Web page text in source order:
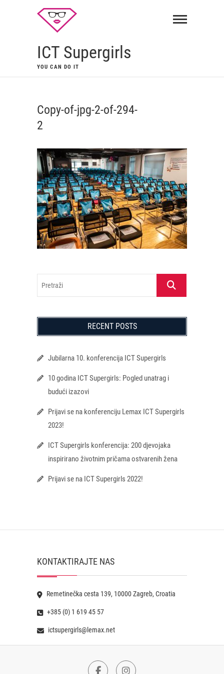
ICT Supergirls
YOU CAN DO IT
Copy-of-jpg-2-of-294-
2
Pretraži
RECENT POSTS
Jubilarna 10. konferencija ICT Supergirls
10 godina ICT Supergirls: Pogled unatrag i
budući izazovi
Prijavi se na konferenciju Lemax ICT Supergirls
2023!
ICT Supergirls konferencija: 200 djevojaka
inspirirano životnim pričama ostvarenih žena
Prijavi se na ICT Supergirls 2022!
KONTAKTIRAJTE NAS
Remetinečka cesta 139, 10000 Zagreb, Croatia
+385 (0) 1 619 45 57
ictsupergirls@lemax.net
FacebookInstagram